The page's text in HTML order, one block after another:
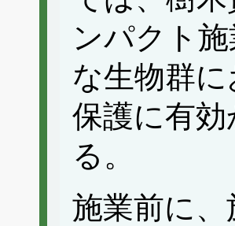
ンパクト
な生物群
保護に有
る。
施業前に